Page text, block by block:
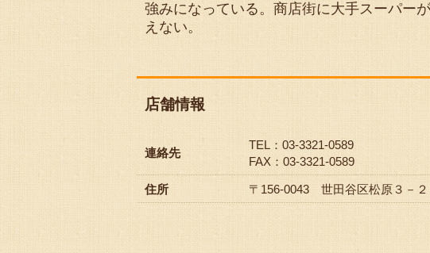
強みになっている。商店街に大手スーパー
えない。
店舗情報
連絡先
TEL：03-3321-0589
FAX：03-3321-0589
住所 〒156-0043 世田谷区松原３－２